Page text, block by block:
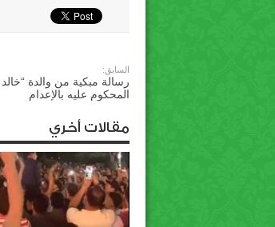
السابق:
رسالة مبكية من والدة
المحكوم عليه بالإعدام
مقالات أخري